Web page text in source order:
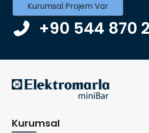
Kurumsal Projem Var
+90 544 870
Kurumsal